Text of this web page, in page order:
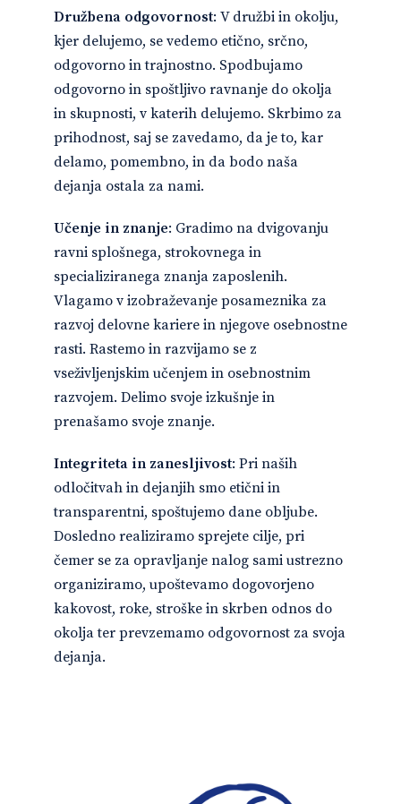
Družbena odgovornost: V družbi in okolju,
kjer delujemo, se vedemo etično, srčno,
odgovorno in trajnostno. Spodbujamo
odgovorno in spoštljivo ravnanje do okolja
in skupnosti, v katerih delujemo. Skrbimo za
prihodnost, saj se zavedamo, da je to, kar
delamo, pomembno, in da bodo naša
dejanja ostala za nami.
Učenje in znanje: Gradimo na dvigovanju
ravni splošnega, strokovnega in
specializiranega znanja zaposlenih.
Vlagamo v izobraževanje posameznika za
razvoj delovne kariere in njegove osebnostne
rasti. Rastemo in razvijamo se z
vseživljenjskim učenjem in osebnostnim
razvojem. Delimo svoje izkušnje in
prenašamo svoje znanje.
Integriteta in zanesljivost: Pri naših
odločitvah in dejanjih smo etični in
transparentni, spoštujemo dane obljube.
Dosledno realiziramo sprejete cilje, pri
čemer se za opravljanje nalog sami ustrezno
organiziramo, upoštevamo dogovorjeno
kakovost, roke, stroške in skrben odnos do
okolja ter prevzemamo odgovornost za svoja
dejanja.